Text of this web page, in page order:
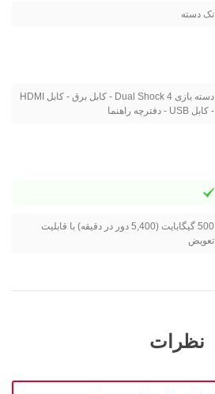
تک دسته
دسته بازی Dual Shock 4 - کابل برق - کابل HDMI
- کابل USB - دفترچه راهنما
500 گیگابایت (5,400 دور در دقیقه) با قابلیت
تعویض
نظرات